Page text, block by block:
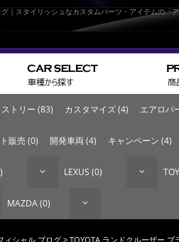
｜スタイリッシュなカスタムパーツ・アイテムの「ア
トリー (83) カスタマイズ (4) エアロパ
販売 (0) 開発車両 (4) キャンペーン (4)
LEXUS (0)
MAZDA (0)
ィシャル ブログ> TOYOTA ランドクルーザー